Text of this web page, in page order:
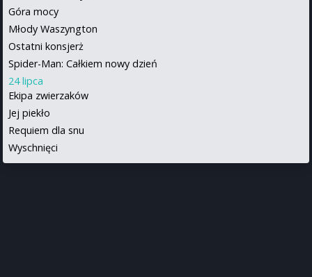
Góra mocy
Młody Waszyngton
Ostatni konsjerż
Spider-Man: Całkiem nowy dzień
24 lipca
Ekipa zwierzaków
Jej piekło
Requiem dla snu
Wyschnięci